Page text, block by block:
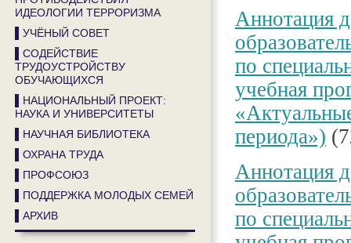
Аннотация
по
учебная
периода»)
Аннотация
по
ИДЕОЛОГИИ ТЕРРОРИЗМА
▌УЧЁНЫЙ СОВЕТ
▌СОДЕЙСТВИЕ
ТРУДОУСТРОЙСТВУ
ОБУЧАЮЩИХСЯ
▌НАЦИОНАЛЬНЫЙ ПРОЕКТ:
НАУКА И УНИВЕРСИТЕТЫ
▌НАУЧНАЯ БИБЛИОТЕКА
▌ОХРАНА ТРУДА
▌ПРОФСОЮЗ
▌ПОДДЕРЖКА МОЛОДЫХ СЕМЕЙ
▌АРХИВ